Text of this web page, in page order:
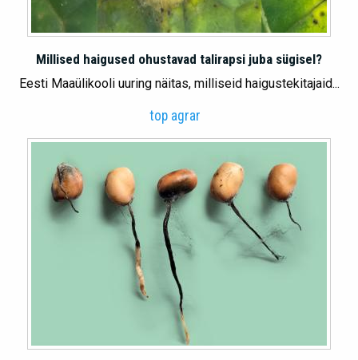
Millised haigused ohustavad talirapsi juba sügisel?
Eesti Maaülikooli uuring näitas, milliseid haigustekitajaid...
top agrar